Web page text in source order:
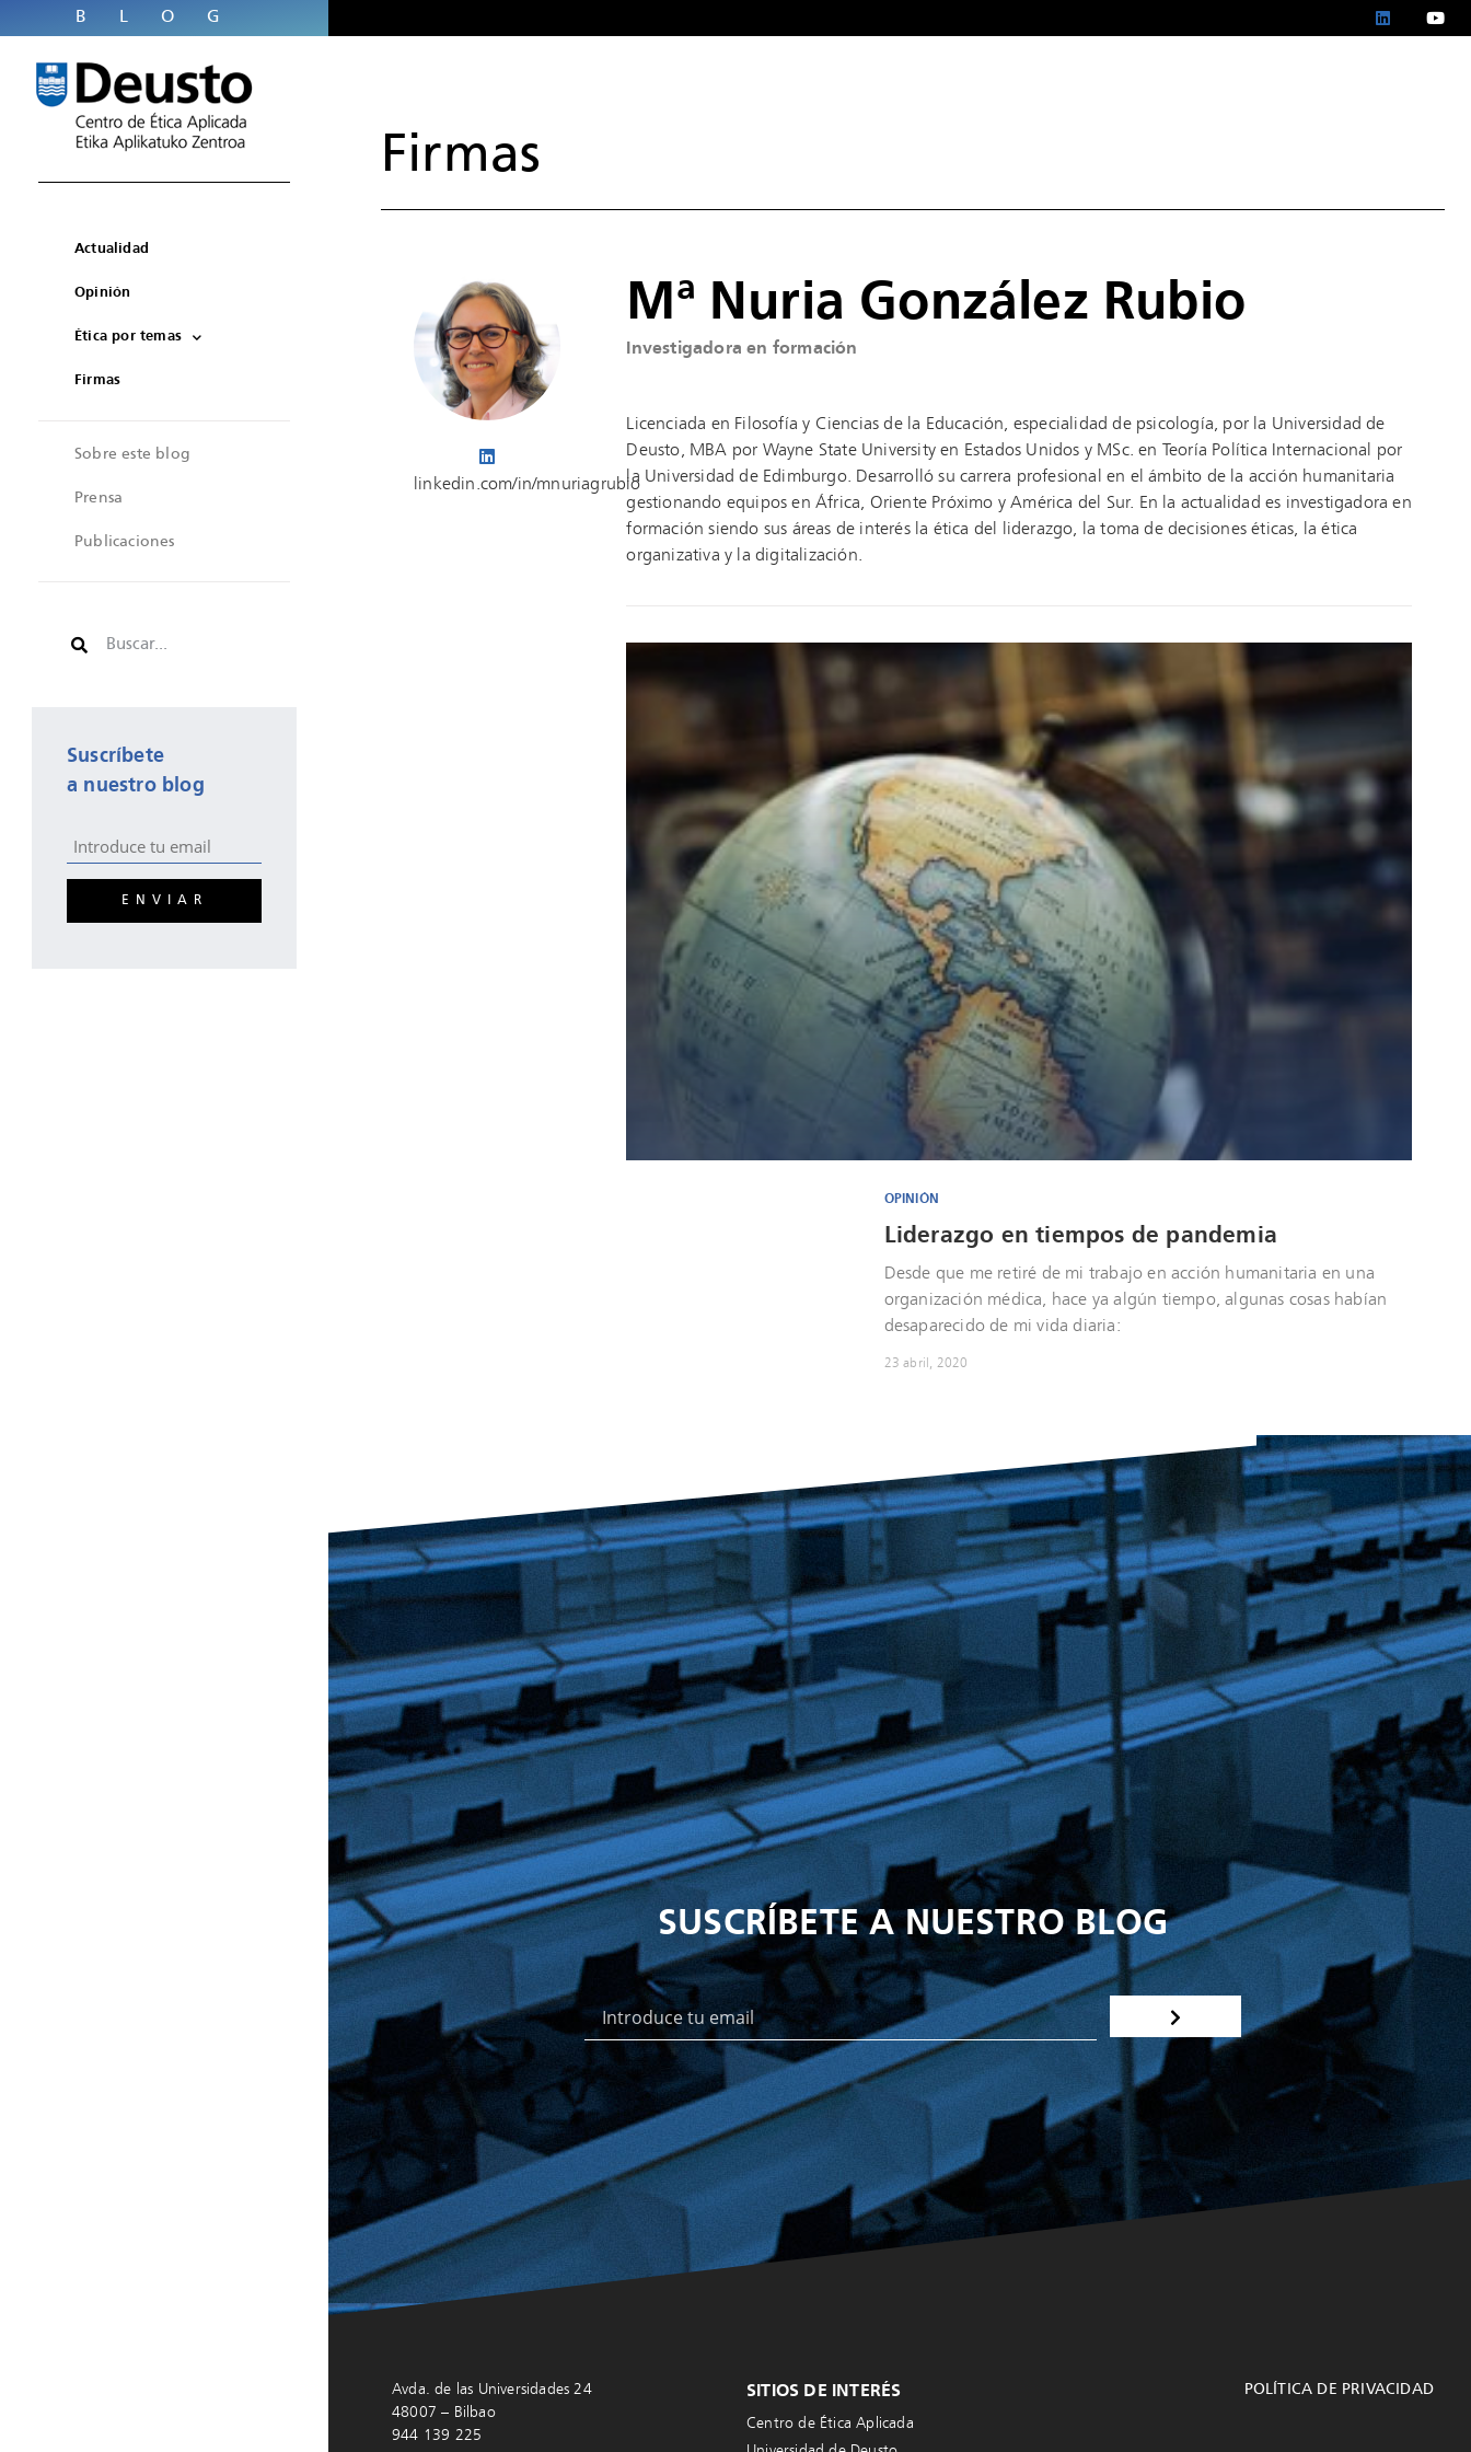
BLOG
Actualidad
Opinión
Ética por temas
Firmas
Sobre este blog
Prensa
Publicaciones
Suscríbete
a nuestro blog
Firmas
linkedin.com/in/mnuriagrubio
Mª Nuria González Rubio
Investigadora en formación
Licenciada en Filosofía y Ciencias de la Educación, especialidad de psicología, por la Universidad de
Deusto, MBA por Wayne State University en Estados Unidos y MSc. en Teoría Política Internacional por
la Universidad de Edimburgo. Desarrolló su carrera profesional en el ámbito de la acción humanitaria
gestionando equipos en África, Oriente Próximo y América del Sur. En la actualidad es investigadora en
formación siendo sus áreas de interés la ética del liderazgo, la toma de decisiones éticas, la ética
organizativa y la digitalización.
OPINIÓN
Liderazgo en tiempos de pandemia
Desde que me retiré de mi trabajo en acción humanitaria en una
organización médica, hace ya algún tiempo, algunas cosas habían
desaparecido de mi vida diaria:
23 abril, 2020
SUSCRÍBETE A NUESTRO BLOG
Avda. de las Universidades 24
48007 – Bilbao
944 139 225
SITIOS DE INTERÉS
Centro de Ética Aplicada
POLÍTICA DE PRIVACIDAD